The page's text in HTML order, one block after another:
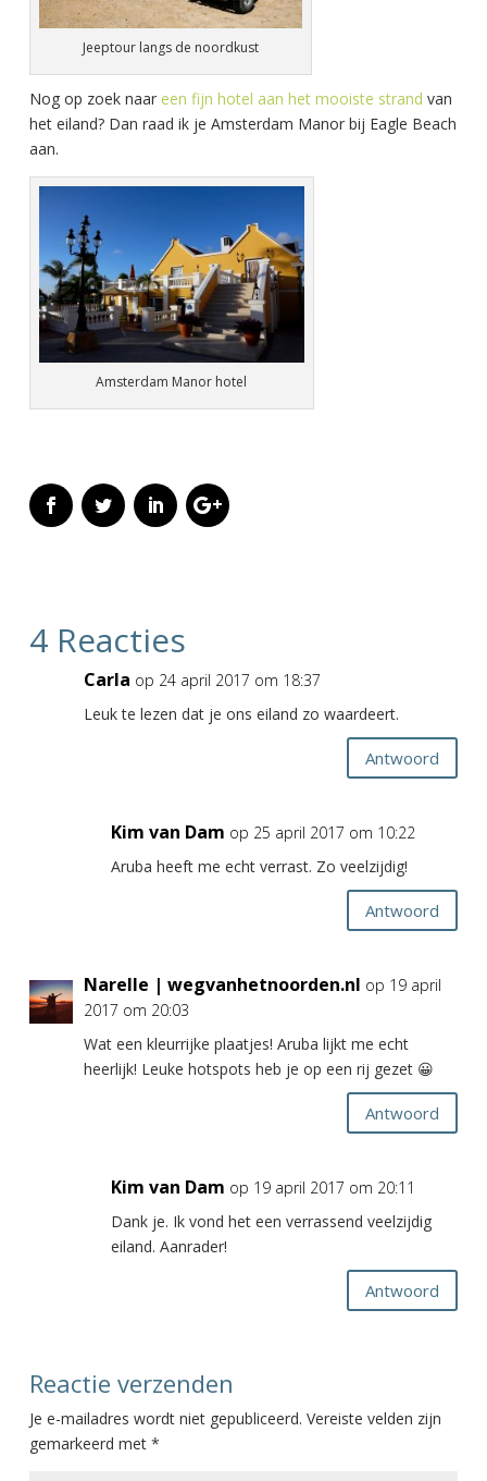
Jeeptour langs de noordkust
Nog op zoek naar een fijn hotel aan het mooiste strand van
het eiland? Dan raad ik je Amsterdam Manor bij Eagle Beach
aan.
Amsterdam Manor hotel
4 Reacties
Carla op 24 april 2017 om 18:37
Leuk te lezen dat je ons eiland zo waardeert.
Antwoord
Kim van Dam op 25 april 2017 om 10:22
Aruba heeft me echt verrast. Zo veelzijdig!
Antwoord
Narelle | wegvanhetnoorden.nl op 19 april
2017 om 20:03
Wat een kleurrijke plaatjes! Aruba lijkt me echt
heerlijk! Leuke hotspots heb je op een rij gezet 😀
Antwoord
Kim van Dam op 19 april 2017 om 20:11
Dank je. Ik vond het een verrassend veelzijdig
eiland. Aanrader!
Antwoord
Reactie verzenden
Je e-mailadres wordt niet gepubliceerd. Vereiste velden zijn
gemarkeerd met *